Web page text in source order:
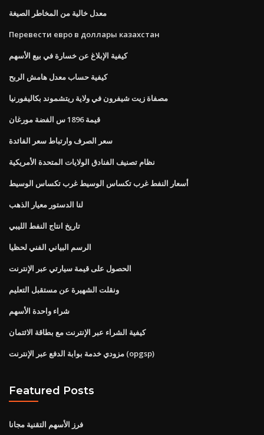
معدل خالية من المخاطر الصيغة
Перевести евро в доллары казахстан
كيفية الإبلاغ عن خسارة في بيع الأسهم
كيفية حساب معدل هامش الربح
مصفاة زيت شيفرون في ولاية ريتشموند بكاليفورنيا
قيمة 1896 س الفضة مورغان
سعر الصرف وارتباط سعر الفائدة
نظام تصنيف الفنادق الولايات المتحدة الأمريكية
أسعار النفط غرب تكساس الوسيط غرب تكساس الوسيط
لنا الدستور معيار الذهب
تاريخ انتاج النفط الليبي
الرسم البياني الفني لحظيا
الحصول على قيمة سيارتي عبر الإنترنت
ونقلت الشهيرة عن مستقبل التعليم
شراء واحدة الأسهم
كيفية الشراء عبر الإنترنت مع بطاقة الائتمان
مزودي خدمة بوابة الدفع عبر الإنترنت (opgsp)
Featured Posts
فرز الأسهم التقنية مجانا